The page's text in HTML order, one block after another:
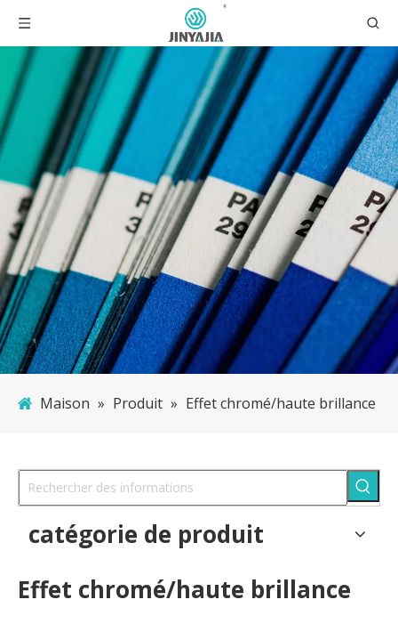
Maison » Produit » Effet chromé/haute brillance
catégorie de produit
Effet chromé/haute brillance